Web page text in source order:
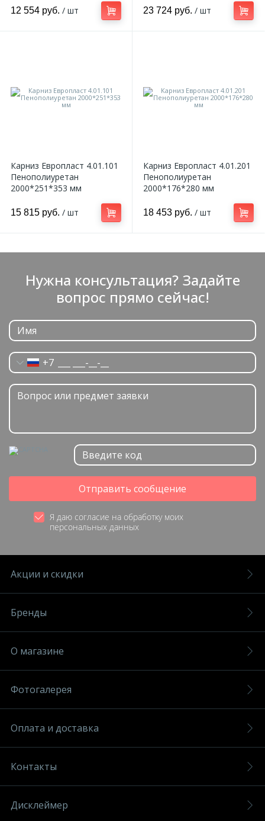
12 554 руб. / шт 23 724 руб. / шт
Карниз Европласт 4.01.101
Пенополиуретан
2000*251*353 мм
15 815 руб. / шт
Карниз Европласт 4.01.201
Пенополиуретан
2000*176*280 мм
18 453 руб. / шт
Нужна консультация? Задайте
вопрос прямо сейчас!
+7
Отправить сообщение
Я даю согласие на обработку моих
персональных данных
Акции и скидки
Бренды
О магазине
Фотогалерея
Оплата и доставка
Контакты
Дисклеймер